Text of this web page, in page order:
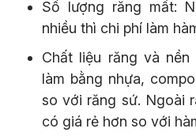
Số lượng răng mất:
nhiều thì chi phí làm
Chất liệu răng và
làm bằng nhựa,
so với răng sứ. Ngoài
có giá rẻ hơn so với